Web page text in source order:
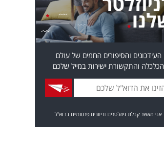
העידכונים והסיפורים החמים של עולם
הכלכלה והתקשורת ישירות במייל שלכם
אני מאשר קבלת ניוזלטרים ודיוורים פרסומיים בדוא"ל